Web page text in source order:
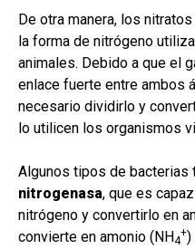
De otra manera, los nitratos
la forma de nitrógeno
animales. Debido a que el
enlace fuerte entre ambos
necesario dividirlo y
lo utilicen los organismos
Algunos tipos de bacterias
nitrogenasa, que es
nitrógeno y convertirlo en
convierte en amonio (NH4
+)